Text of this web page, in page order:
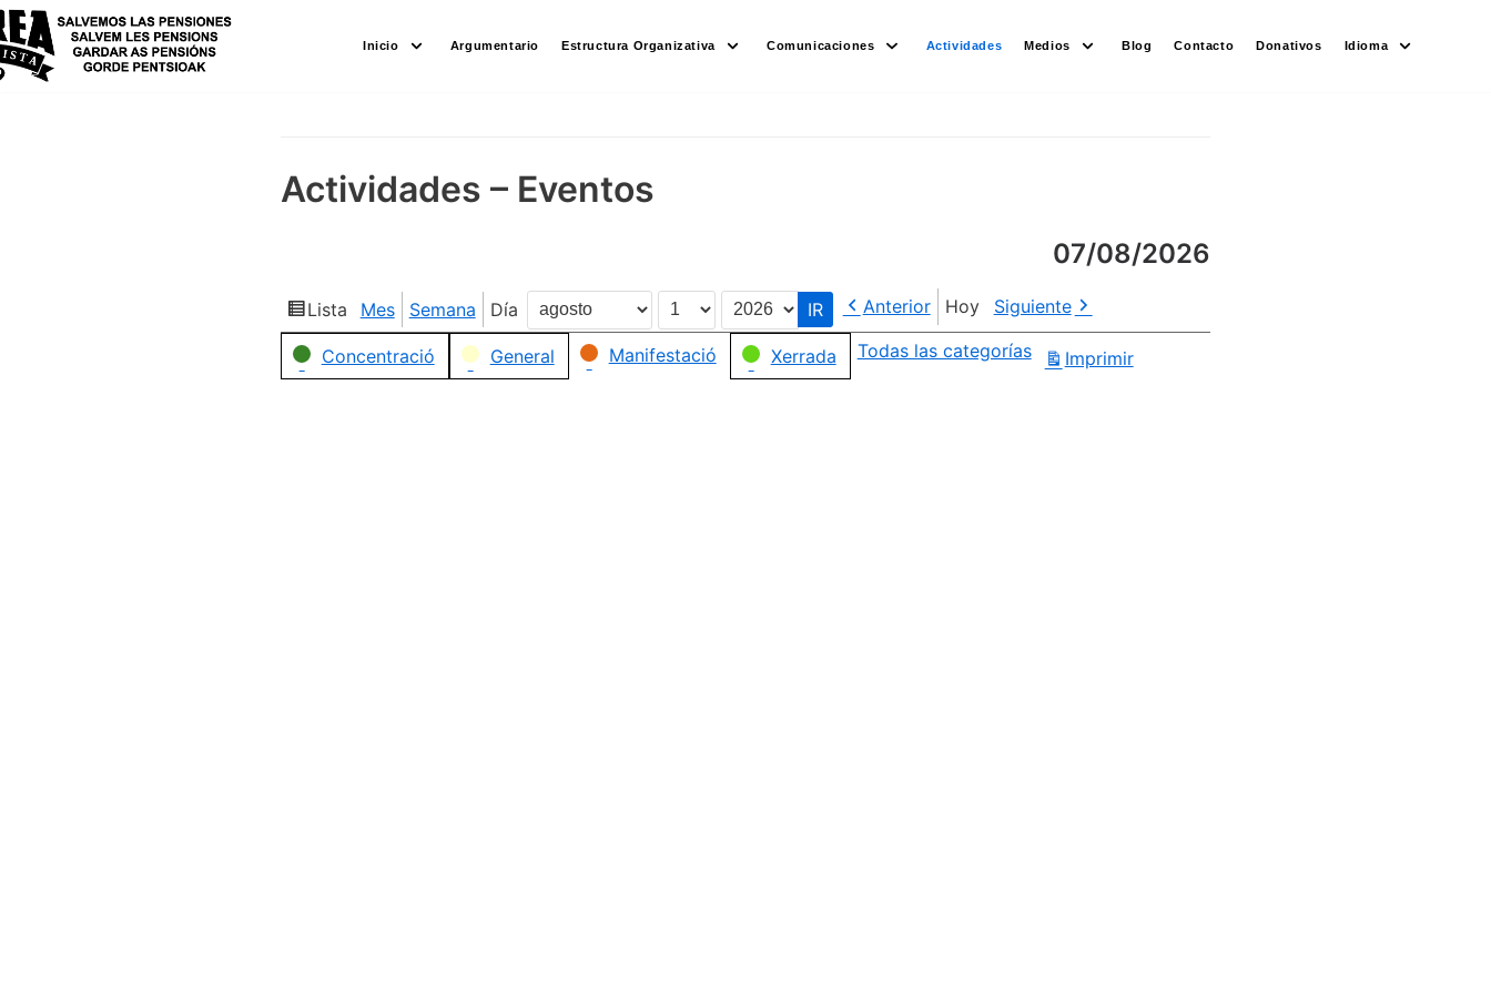
Saltar
al
contenido
Inicio Argumentario Estructura Organizativa Comunicaciones Actividades Medios Blog Contacto Donativos Idioma
Actividades – Eventos
07/08/2026
Ver
como
Lista Mes Semana Día
Mes
Día
Año
Anterior Hoy
Siguiente
Categorías
Concentració General Manifestació Xerrada Todas las categorías Imprimir